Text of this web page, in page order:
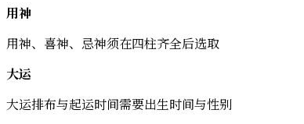
用神
用神、喜神、忌神须在四柱齐全后选取
大运
大运排布与起运时间需要出生时间与性别